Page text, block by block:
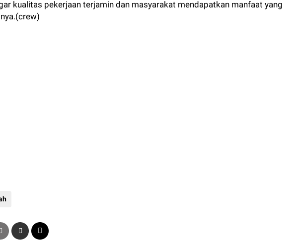
kualitas pekerjaan terjamin dan masyarakat mendapatkan manfaat yang